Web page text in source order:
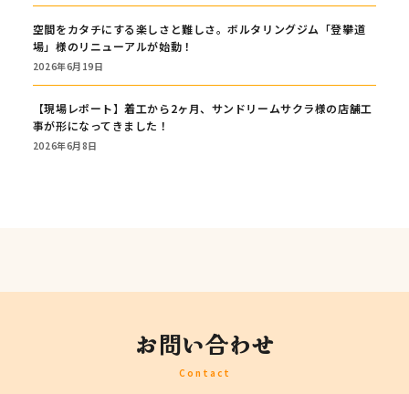
空間をカタチにする楽しさと難しさ。ボルタリングジム「登攀道
場」様のリニューアルが始動！
2026年6月19日
【現場レポート】着工から2ヶ月、サンドリームサクラ様の店舗工
事が形になってきました！
2026年6月8日
お問い合わせ
Contact